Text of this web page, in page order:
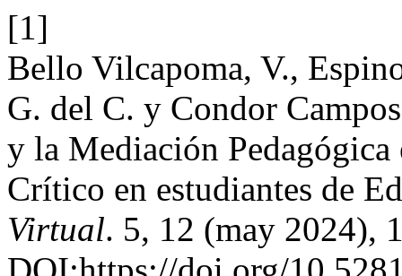
[1]
Bello Vilcapoma, V.,
G. del C. y Condor
y la Mediación
Crítico en estudiantes de
Virtual. 5, 12 (may 2024),